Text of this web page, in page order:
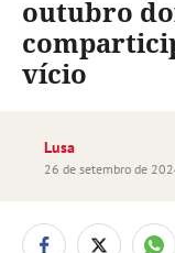
outubro
vício
Lusa
26 de setembro de